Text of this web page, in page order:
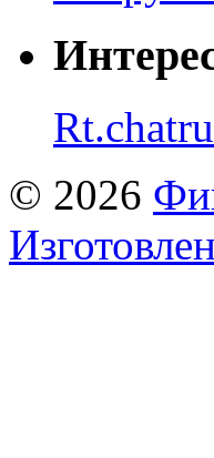
© 2026